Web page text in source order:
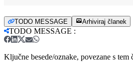
TODO MESSAGE Arhiviraj članek
TODO MESSAGE :
Ključne besede/oznake, povezane s tem